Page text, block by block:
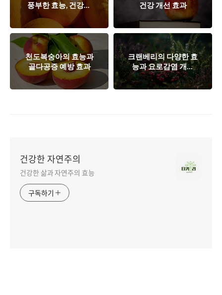
풍부한 효능, 건강과
미용에 대한 다양한
장점
건강 개선 효과
천도복숭아의 효능과
골다공증 예방 효과
크랜베리의 다양한 효
능과 요로감염 개선
효과
건강한 자연주의
건강한 삶과 자연주의 효능
구독하기